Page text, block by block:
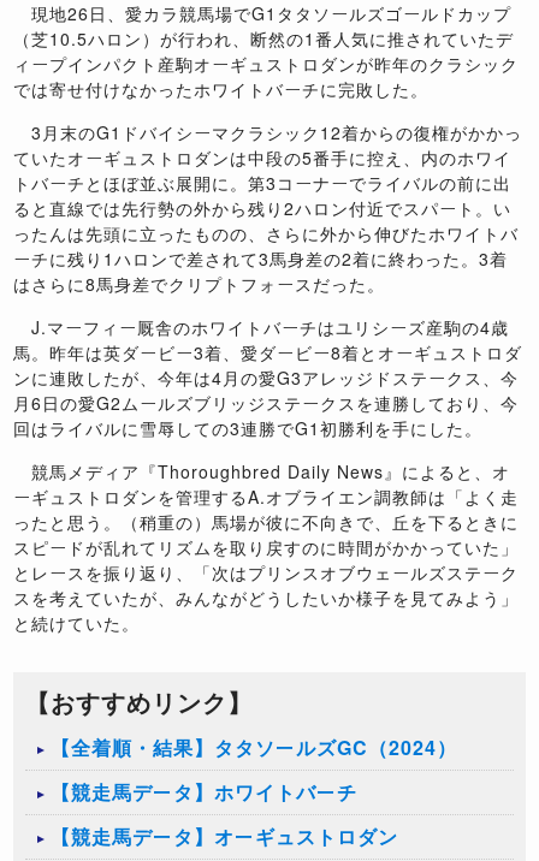
現地26日、愛カラ競馬場でG1タタソールズゴールドカップ
（芝10.5ハロン）が行われ、断然の1番人気に推されていたデ
ィープインパクト産駒オーギュストロダンが昨年のクラシック
では寄せ付けなかったホワイトバーチに完敗した。
3月末のG1ドバイシーマクラシック12着からの復権がかかっ
ていたオーギュストロダンは中段の5番手に控え、内のホワイ
トバーチとほぼ並ぶ展開に。第3コーナーでライバルの前に出
ると直線では先行勢の外から残り2ハロン付近でスパート。い
ったんは先頭に立ったものの、さらに外から伸びたホワイトバ
ーチに残り1ハロンで差されて3馬身差の2着に終わった。3着
はさらに8馬身差でクリプトフォースだった。
J.マーフィー厩舎のホワイトバーチはユリシーズ産駒の4歳
馬。昨年は英ダービー3着、愛ダービー8着とオーギュストロダ
ンに連敗したが、今年は4月の愛G3アレッジドステークス、今
月6日の愛G2ムールズブリッジステークスを連勝しており、今
回はライバルに雪辱しての3連勝でG1初勝利を手にした。
競馬メディア『Thoroughbred Daily News』によると、オ
ーギュストロダンを管理するA.オブライエン調教師は「よく走
ったと思う。（稍重の）馬場が彼に不向きで、丘を下るときに
スピードが乱れてリズムを取り戻すのに時間がかかっていた」
とレースを振り返り、「次はプリンスオブウェールズステーク
スを考えていたが、みんながどうしたいか様子を見てみよう」
と続けていた。
【おすすめリンク】
【全着順・結果】タタソールズGC（2024）
【競走馬データ】ホワイトバーチ
【競走馬データ】オーギュストロダン